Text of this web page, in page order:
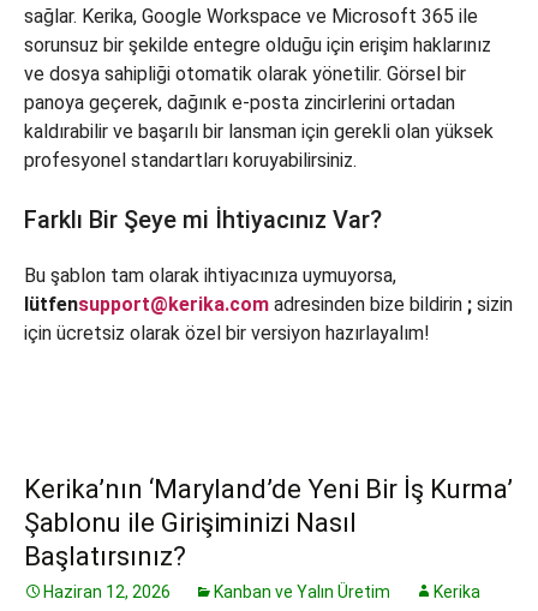
sağlar. Kerika, Google Workspace ve Microsoft 365 ile
sorunsuz bir şekilde entegre olduğu için erişim haklarınız
ve dosya sahipliği otomatik olarak yönetilir. Görsel bir
panoya geçerek, dağınık e-posta zincirlerini ortadan
kaldırabilir ve başarılı bir lansman için gerekli olan yüksek
profesyonel standartları koruyabilirsiniz.
Farklı Bir Şeye mi İhtiyacınız Var?
Bu şablon tam olarak ihtiyacınıza uymuyorsa,
lütfensupport@kerika.com adresinden bize bildirin ; sizin
için ücretsiz olarak özel bir versiyon hazırlayalım!
Kerika’nın ‘Maryland’de Yeni Bir İş Kurma’
Şablonu ile Girişiminizi Nasıl
Başlatırsınız?
Haziran 12, 2026 Kanban ve Yalın Üretim Kerika